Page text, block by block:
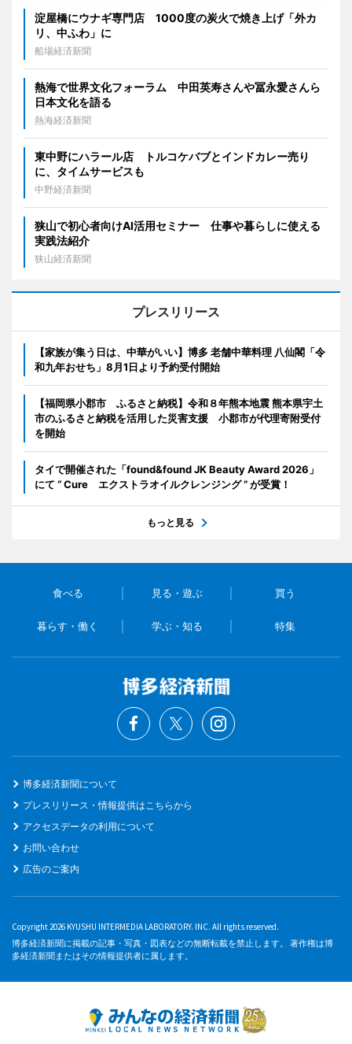
淀屋橋にウナギ専門店 1000度の炭火で焼き上げ「外カ
リ、中ふわ」に
船場経済新聞
熱海で世界文化フォーラム 中田英寿さんや冨永愛さんら
日本文化を語る
熱海経済新聞
東中野にハラール店 トルコケバブとインドカレー売り
に、タイムサービスも
中野経済新聞
狭山で初心者向けAI活用セミナー 仕事や暮らしに使える
実践法紹介
狭山経済新聞
プレスリリース
【家族が集う日は、中華がいい】博多 老舗中華料理 八仙閣「令
和九年おせち」8月1日より予約受付開始
【福岡県小郡市 ふるさと納税】令和８年熊本地震 熊本県宇土
市のふるさと納税を活用した災害支援 小郡市が代理寄附受付
を開始
タイで開催された「found&found JK Beauty Award 2026」
にて “ Cure エクストラオイルクレンジング ” が受賞！
もっと見る
食べる 見る・遊ぶ 買う
暮らす・働く 学ぶ・知る 特集
博多経済新聞について
プレスリリース・情報提供はこちらから
アクセスデータの利用について
お問い合わせ
広告のご案内
Copyright 2026 KYUSHU INTERMEDIA LABORATORY. INC. All rights reserved.
博多経済新聞に掲載の記事・写真・図表などの無断転載を禁止します。 著作権は博
多経済新聞またはその情報提供者に属します。